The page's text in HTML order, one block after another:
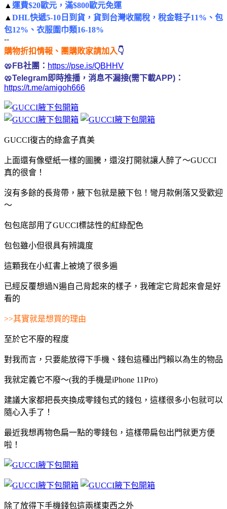
▲ 運費$20歐元，滿$800歐元免運
▲ DHL快遞5-10日到貨，貨到台灣收關稅，稅金鞋子11%、包
包12%、衣服圍巾類16-18%
--
購物折扣情報、團購敗家請加入👇
🥨FB社團： https://pse.is/QBHHV
🥨Telegram即時推播，消息不漏接(需下載APP)：
https://t.me/amigoh666
GUCCI復古的綠盒子真美
上面還有像壁紙一樣的圖騰，還沒打開就讓人醉了～GUCCI
真的很會！
沒有多餘的長背帶，腋下包就是腋下包！彎月款俐落又受歡迎
～
包包底部用了GUCCI標誌性的紅綠配色
包包雖小但很具有辨識度
這顆我在小紅書上被燒了很多遍
已經反覆想過N遍自己背起來的樣子，我確定它背起來會是好
看的
>>其實就是想買的理由
至於它不廢的程度
對我而言，只要能放得下手機、錢包這種出門賴以為生的物品
我就定義它不廢～(我的手機是iPhone 11Pro)
建議大家都把長夾換成零錢包式的錢包，這樣很多小包就可以
隨心入手了！
最近我想再物色扁一點的零錢包，這樣帶扁包出門就更方便
啦！
除了放得下手機錢包這兩樣東西之外